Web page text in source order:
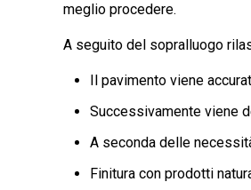
meglio procedere.
A seguito del sopralluogo
Il pavimento viene
Successivamente viene
A seconda delle
Finitura con prodotti